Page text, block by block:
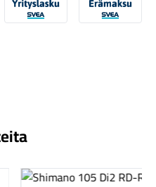
Svea yrityslaskuSvea
Katso tuote